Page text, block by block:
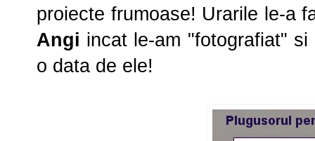
proiecte frumoase! Urarile le-a
Angi incat le-am "fotografiat"
o data de ele!